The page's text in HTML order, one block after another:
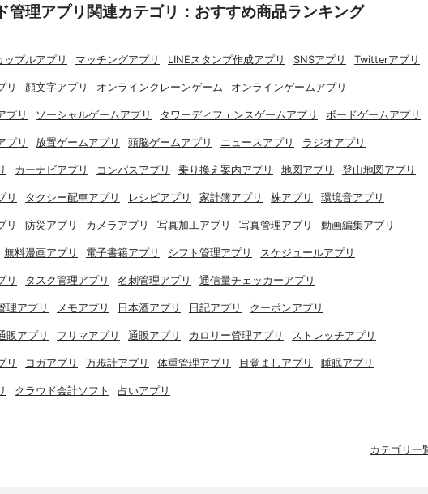
管理アプリ関連カテゴリ：おすすめ商品ランキング
ップルアプリ マッチングアプリ LINEスタンプ作成アプリ SNSアプリ Twitterアプリ
リ 顔文字アプリ オンラインクレーンゲーム オンラインゲームアプリ
プリ ソーシャルゲームアプリ タワーディフェンスゲームアプリ ボードゲームアプリ
プリ 放置ゲームアプリ 頭脳ゲームアプリ ニュースアプリ ラジオアプリ
カーナビアプリ コンパスアプリ 乗り換え案内アプリ 地図アプリ 登山地図アプリ
リ タクシー配車アプリ レシピアプリ 家計簿アプリ 株アプリ 環境音アプリ
リ 防災アプリ カメラアプリ 写真加工アプリ 写真管理アプリ 動画編集アプリ
無料漫画アプリ 電子書籍アプリ シフト管理アプリ スケジュールアプリ
リ タスク管理アプリ 名刺管理アプリ 通信量チェッカーアプリ
理アプリ メモアプリ 日本酒アプリ 日記アプリ クーポンアプリ
販アプリ フリマアプリ 通販アプリ カロリー管理アプリ ストレッチアプリ
リ ヨガアプリ 万歩計アプリ 体重管理アプリ 目覚ましアプリ 睡眠アプリ
クラウド会計ソフト 占いアプリ
カテゴリ一